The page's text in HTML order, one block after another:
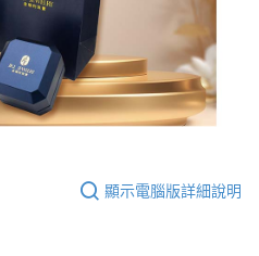
顯示電腦版詳細說明